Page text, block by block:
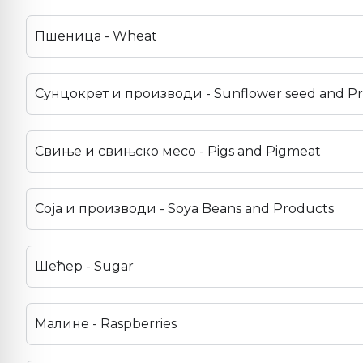
Пшеница - Wheat
Сунцокрет и производи - Sunflower seed and
Свиње и свињско месо - Pigs and Pigmeat
Соја и производи - Soya Beans and Products
Шећер - Sugar
Малине - Raspberries